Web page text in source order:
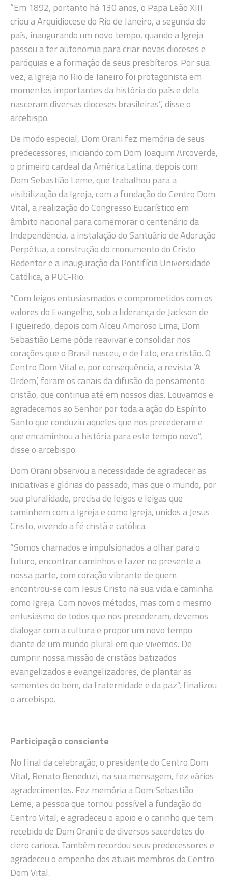
“Em 1892, portanto há 130 anos, o Papa Leão XIII
criou a Arquidiocese do Rio de Janeiro, a segunda do
país, inaugurando um novo tempo, quando a Igreja
passou a ter autonomia para criar novas dioceses e
paróquias e a formação de seus presbíteros. Por sua
vez, a Igreja no Rio de Janeiro foi protagonista em
momentos importantes da história do país e dela
nasceram diversas dioceses brasileiras”, disse o
arcebispo.
De modo especial, Dom Orani fez memória de seus
predecessores, iniciando com Dom Joaquim Arcoverde,
o primeiro cardeal da América Latina, depois com
Dom Sebastião Leme, que trabalhou para a
visibilização da Igreja, com a fundação do Centro Dom
Vital, a realização do Congresso Eucarístico em
âmbito nacional para comemorar o centenário da
Independência, a instalação do Santuário de Adoração
Perpétua, a construção do monumento do Cristo
Redentor e a inauguração da Pontifícia Universidade
Católica, a PUC-Rio.
“Com leigos entusiasmados e comprometidos com os
valores do Evangelho, sob a liderança de Jackson de
Figueiredo, depois com Alceu Amoroso Lima, Dom
Sebastião Leme pôde reavivar e consolidar nos
corações que o Brasil nasceu, e de fato, era cristão. O
Centro Dom Vital e, por consequência, a revista ‘A
Ordem’, foram os canais da difusão do pensamento
cristão, que continua até em nossos dias. Louvamos e
agradecemos ao Senhor por toda a ação do Espírito
Santo que conduziu aqueles que nos precederam e
que encaminhou a história para este tempo novo”,
disse o arcebispo.
Dom Orani observou a necessidade de agradecer as
iniciativas e glórias do passado, mas que o mundo, por
sua pluralidade, precisa de leigos e leigas que
caminhem com a Igreja e como Igreja, unidos a Jesus
Cristo, vivendo a fé cristã e católica.
“Somos chamados e impulsionados a olhar para o
futuro, encontrar caminhos e fazer no presente a
nossa parte, com coração vibrante de quem
encontrou-se com Jesus Cristo na sua vida e caminha
como Igreja. Com novos métodos, mas com o mesmo
entusiasmo de todos que nos precederam, devemos
dialogar com a cultura e propor um novo tempo
diante de um mundo plural em que vivemos. De
cumprir nossa missão de cristãos batizados
evangelizados e evangelizadores, de plantar as
sementes do bem, da fraternidade e da paz”, finalizou
o arcebispo.
Participação consciente
No final da celebração, o presidente do Centro Dom
Vital, Renato Beneduzi, na sua mensagem, fez vários
agradecimentos. Fez memória a Dom Sebastião
Leme, a pessoa que tornou possível a fundação do
Centro Vital, e agradeceu o apoio e o carinho que tem
recebido de Dom Orani e de diversos sacerdotes do
clero carioca. Também recordou seus predecessores e
agradeceu o empenho dos atuais membros do Centro
Dom Vital.